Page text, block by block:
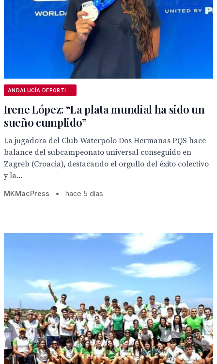
Irene López: “La plata mundial ha sido un
sueño cumplido”
La jugadora del Club Waterpolo Dos Hermanas PQS hace
balance del subcampeonato universal conseguido en
Zagreb (Croacia), destacando el orgullo del éxito colectivo
y la...
MKMacPress • hace 5 días